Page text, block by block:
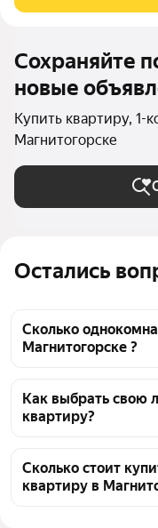
Остались
Сколько
Магнитогорске ?
Магнитогорске 80
объявление от
Как выбрать свою
квартиру?
паркингом,
оценки
Сколько стоит
квартиру в
Сохраняйте
новые
Купить квартиру, 1-
Магнитогорске